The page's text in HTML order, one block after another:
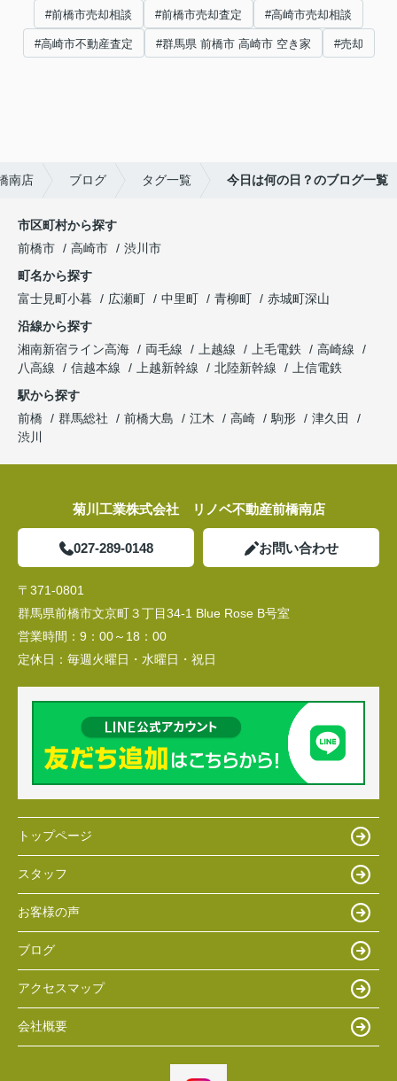
#前橋市売却相談 #前橋市売却査定 #高崎市売却相談
#高崎市不動産査定 #群馬県 前橋市 高崎市 空き家 #売却
南店 ブログ タグ一覧 今日は何の日？のブログ一覧
市区町村から探す
前橋市
高崎市
渋川市
町名から探す
富士見町小暮
広瀬町 中里町 青柳町
赤城町深山
沿線から探す
湘南新宿ライン高海
両毛線 上越線 上毛電鉄
高崎線
八高線
信越本線 上越新幹線 北陸新幹線
上信電鉄
駅から探す
前橋
群馬総社 前橋大島 江木 高崎 駒形
津久田
渋川
菊川工業株式会社 リノベ不動産前橋南店
027-289-0148 お問い合わせ
〒371-0801
群馬県前橋市文京町３丁目34‐1 Blue Rose B号室
営業時間： 9：00～18：00
定休日： 毎週火曜日・水曜日・祝日
トップページ
スタッフ
お客様の声
ブログ
アクセスマップ
会社概要